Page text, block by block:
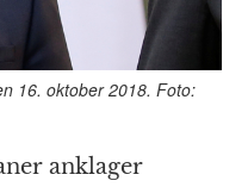
16. oktober 2018. Foto:
anklager